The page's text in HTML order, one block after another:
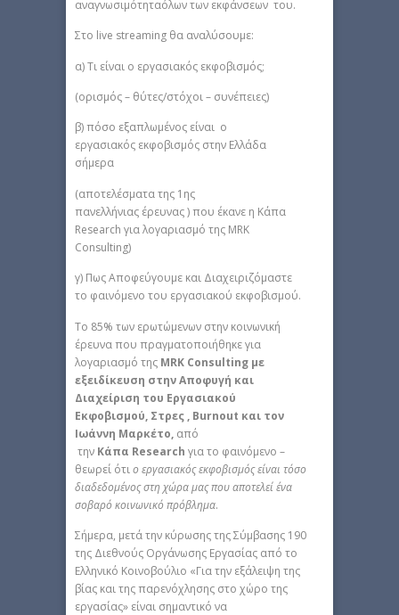
αναγνωσιμότηταόλων των εκφάνσεων του.
Στο live streaming θα αναλύσουμε:
α) Tι είναι ο εργασιακός εκφοβισμός;
(ορισμός – θύτες/στόχοι – συνέπειες)
β) πόσο εξαπλωμένος είναι ο
εργασιακός εκφοβισμός στην Ελλάδα
σήμερα
(αποτελέσματα της 1ης
πανελλήνιας έρευνας ) που έκανε η Κάπα
Research για λογαριασμό της MRK
Consulting)
γ) Πως Αποφεύγουμε και Διαχειριζόμαστε
το φαινόμενο του εργασιακού εκφοβισμού.
Το 85% των ερωτώμενων στην κοινωνική
έρευνα που πραγματοποιήθηκε για
λογαριασμό της MRK Consulting με
εξειδίκευση στην Αποφυγή και
Διαχείριση του Εργασιακού
Εκφοβισμού, Στρες , Burnout και τον
Ιωάννη Μαρκέτο, από
την Κάπα Research για το φαινόμενο –
θεωρεί ότιο εργασιακός εκφοβισμός είναι τόσο
διαδεδομένος στη χώρα μας που αποτελεί ένα
σοβαρό κοινωνικό πρόβλημα.
Σήμερα, μετά την κύρωσης της Σύμβασης 190
της Διεθνούς Οργάνωσης Εργασίας από το
Ελληνικό Κοινοβούλιο «Για την εξάλειψη της
βίας και της παρενόχλησης στο χώρο της
εργασίας» είναι σημαντικό να